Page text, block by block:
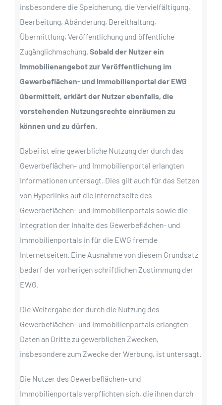
insbesondere die Speicherung, die Vervielfältigung,
Bearbeitung, Abänderung, Bereithaltung,
Übermittlung, Veröffentlichung und öffentliche
Zugänglichmachung. Sobald der Nutzer ein
Immobilienangebot zur Veröffentlichung im
Gewerbeflächen- und Immobilienportal der EWG
übermittelt, erklärt der Nutzer ebenfalls, die
vorstehenden Nutzungsrechte einräumen zu
können und zu dürfen.
Dabei ist eine gewerbliche Nutzung der durch das
Gewerbeflächen- und Immobilienportal erlangten
Informationen untersagt. Dies gilt auch für das Setzen
von Hyperlinks auf die Internetseite des
Gewerbeflächen- und Immobilienportals sowie die
Integration der Inhalte des Gewerbeflächen- und
Immobilienportals in für die EWG fremde
Internetseiten. Eine Ausnahme von diesem Grundsatz
bedarf der vorherigen schriftlichen Zustimmung der
EWG.
Die Weitergabe der durch die Nutzung des
Gewerbeflächen- und Immobilienportals erlangten
Daten an Dritte zu gewerblichen Zwecken,
insbesondere zum Zwecke der Werbung, ist untersagt.
Die Nutzer des Gewerbeflächen- und
Immobilienportals verpflichten sich, die ihnen durch